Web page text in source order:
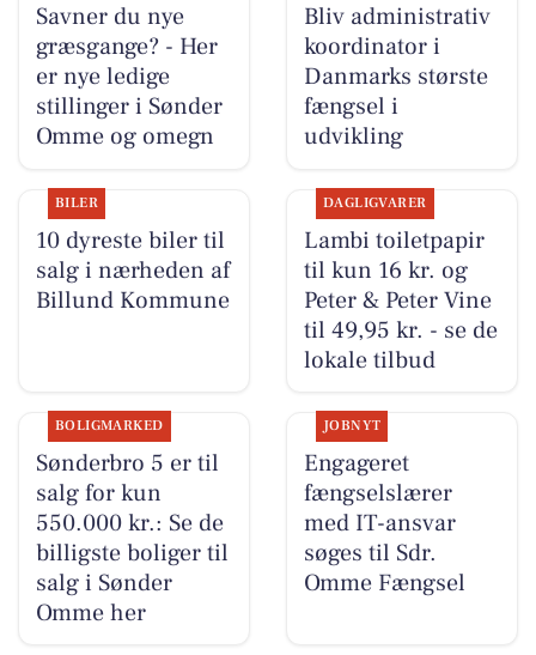
Savner du nye
græsgange? - Her
er nye ledige
stillinger i Sønder
Omme og omegn
Bliv administrativ
koordinator i
Danmarks største
fængsel i
udvikling
BILER
10 dyreste biler til
salg i nærheden af
Billund Kommune
DAGLIGVARER
Lambi toiletpapir
til kun 16 kr. og
Peter & Peter Vine
til 49,95 kr. - se de
lokale tilbud
BOLIGMARKED
Sønderbro 5 er til
salg for kun
550.000 kr.: Se de
billigste boliger til
salg i Sønder
Omme her
JOBNYT
Engageret
fængselslærer
med IT-ansvar
søges til Sdr.
Omme Fængsel